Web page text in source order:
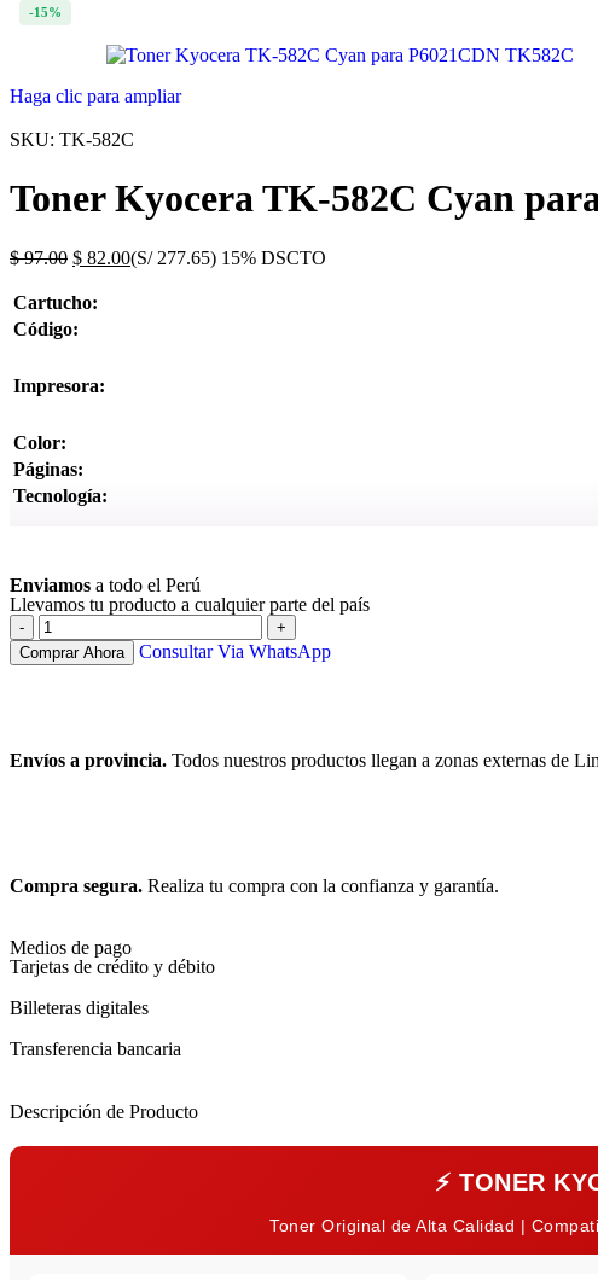
-15%
Haga clic para ampliar
SKU: TK-582C
Toner Kyocera TK-582C Cyan
$97.00 $ 82.00(S/ 277.65) 15% DSCTO
Cartucho:
Código:
Impresora:
Color:
Páginas:
Tecnología:
Enviamos a todo el Perú
Llevamos tu producto a cualquier parte del país
Comprar Ahora Consultar Via WhatsApp
Envíos a provincia. Todos nuestros productos llegan a zonas externas de
Compra segura. Realiza tu compra con la confianza y garantía.
Medios de pago
Tarjetas de crédito y débito
Billeteras digitales
Transferencia bancaria
Descripción de Producto
⚡TONER
Toner Original de Alta Calidad |